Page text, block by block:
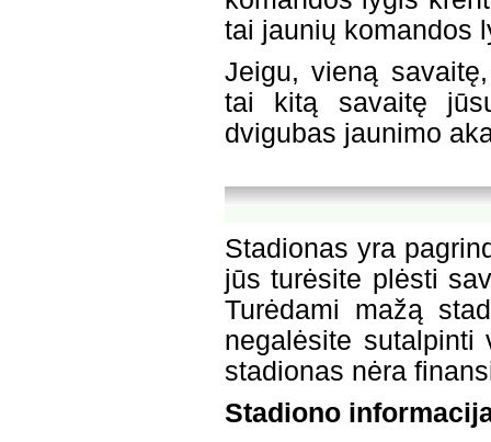
tai jaunių komandos
Jeigu, vieną
tai kitą savaitę
dvigubas jaunimo
Stadionas yra
jūs turėsite plėsti
Turėdami mažą
negalėsite
stadionas nėra
Stadiono